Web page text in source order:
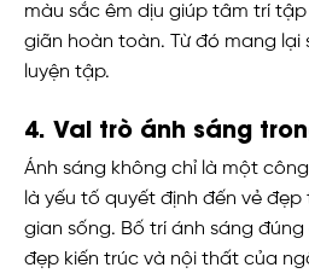
màu sắc êm dịu giúp tâm trí
giãn hoàn toàn. Từ đó mang lại
luyện tập.
4. Vai trò ánh sáng
Ánh sáng không chỉ là một
là yếu tố quyết định đến vẻ
gian sống. Bố trí ánh sáng
đẹp kiến trúc và nội thất của